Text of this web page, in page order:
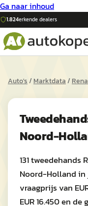
Ga naar inhoud
1.824erkende dealers
Auto's/Marktdata/
Noord-
131 tweedehands
Noord-Holland
vraagprijs van
EUR 16.450 en